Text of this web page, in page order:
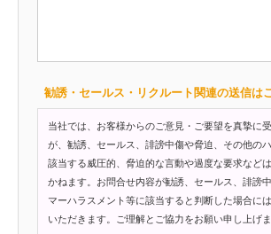
勧誘・セールス・リクルート関連の送信は
当社では、お客様からのご意見・ご要望を真摯に
が、勧誘、セールス、誹謗中傷や脅迫、その他の
該当する威圧的、脅迫的な言動や過度な要求など
かねます。お問合せ内容が勧誘、セールス、誹謗
マーハラスメント等に該当すると判断した場合に
いただきます。ご理解とご協力をお願い申し上げま